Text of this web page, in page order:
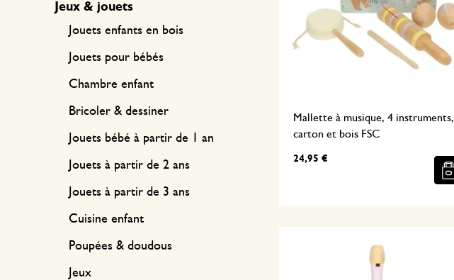
Jeux & jouets
Jouets enfants en bois
Jouets pour bébés
Chambre enfant
Bricoler & dessiner
Jouets bébé à partir de 1 an
Jouets à partir de 2 ans
Jouets à partir de 3 ans
Cuisine enfant
Poupées & doudous
Jeux
Mallette à musique, 4 instruments,
carton et bois FSC
24,95 €